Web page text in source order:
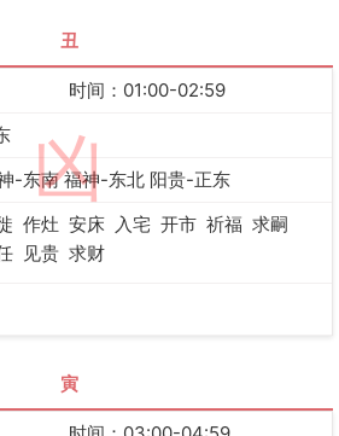
丑
凶
时间：01:00-02:59
-东南 福神-东北 阳贵-正东
作灶 安床 入宅 开市 祈福 求嗣
见贵 求财
寅